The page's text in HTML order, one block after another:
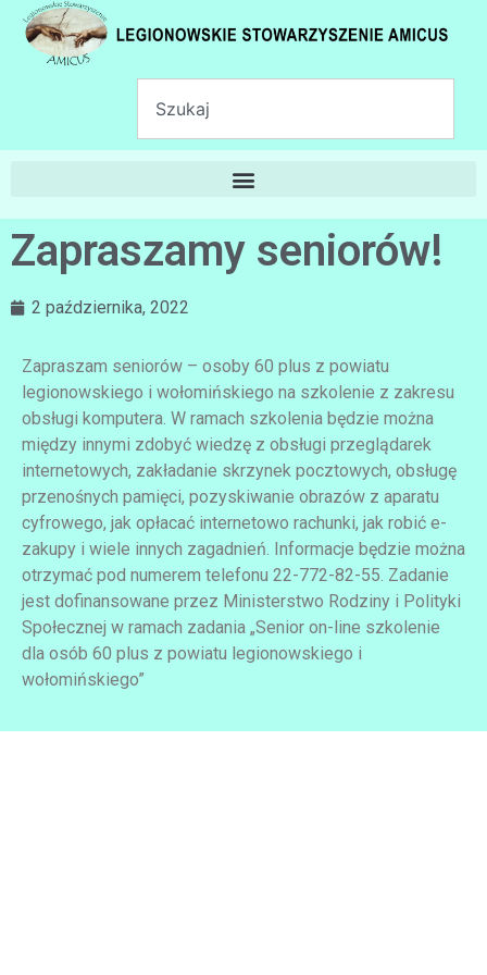
Zapraszamy seniorów!
2 października, 2022
Zapraszam seniorów – osoby 60 plus z powiatu
legionowskiego i wołomińskiego na szkolenie z zakresu
obsługi komputera. W ramach szkolenia będzie można
między innymi zdobyć wiedzę z obsługi przeglądarek
internetowych, zakładanie skrzynek pocztowych, obsługę
przenośnych pamięci, pozyskiwanie obrazów z aparatu
cyfrowego, jak opłacać internetowo rachunki, jak robić e-
zakupy i wiele innych zagadnień. Informacje będzie można
otrzymać pod numerem telefonu 22-772-82-55. Zadanie
jest dofinansowane przez Ministerstwo Rodziny i Polityki
Społecznej w ramach zadania „Senior on-line szkolenie
dla osób 60 plus z powiatu legionowskiego i
wołomińskiego”